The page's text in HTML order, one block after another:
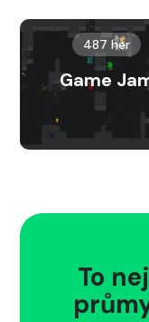
487 her
Game
To